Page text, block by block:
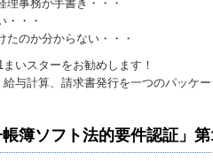
理事務が手書き・・・
・・・
たのか分からない・・・
いスターをお勧めします！
与計算、請求書発行を一つのパッケー
帳簿ソフト法的要件認証」